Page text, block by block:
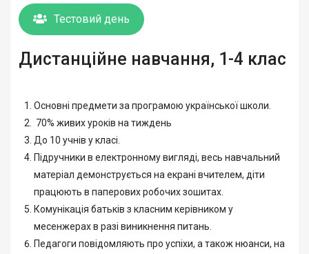
Тестовий день
Дистанційне навчання, 1-4 клас
Основні предмети за програмою української школи.
70% живих уроків на тиждень
До 10 учнів у класі.
Підручники в електронному вигляді, весь навчальний
матеріал демонструється на екрані вчителем, діти
працюють в паперових робочих зошитах.
Комунікація батьків з класним керівником у
месенжерах в разі виникнення питань.
Педагоги повідомляють про успіхи, а також нюанси, на